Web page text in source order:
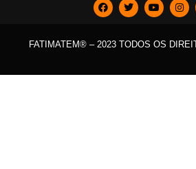
FATIMATEM® – 2023 TODOS OS